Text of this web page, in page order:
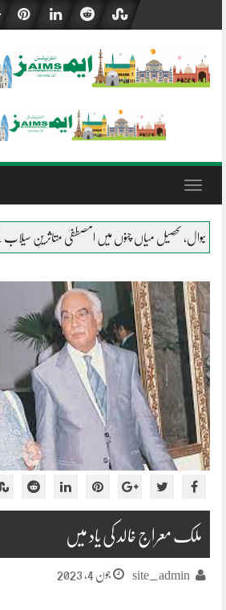
content
Toggle
متاثرینِ سیلاب کے شانہ بشانہ جلال پور
ملک معراج خالد کی یاد میں
site_admin جون 4, 2023